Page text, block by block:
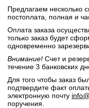
Предлагаем несколько
постоплата, полная и
Оплата заказа
только заказ будет
одновременно
Внимание! Счет и
течение 3 банковских
Для того чтобы заказ
подтвердите факт
электронную почту
поручения.